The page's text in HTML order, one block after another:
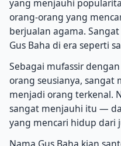
yang menjauhi
orang-orang yang
berjualan agama.
Gus Baha di era seperti
Sebagai mufassir
orang seusianya, sangat
menjadi orang terkenal.
sangat menjauhi itu —
yang mencari hidup dari